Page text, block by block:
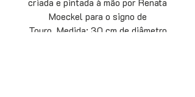
Moeckel para o signo de
Touro. Medida: 30 cm de diâmetro